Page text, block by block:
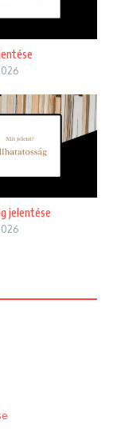
jelentése